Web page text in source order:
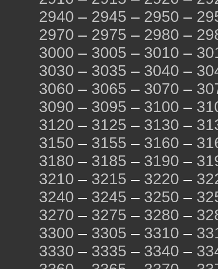
2940 – 2945 – 2950 –
2970 – 2975 – 2980 –
3000 – 3005 – 3010 –
3030 – 3035 – 3040 –
3060 – 3065 – 3070 –
3090 – 3095 – 3100 –
3120 – 3125 – 3130 –
3150 – 3155 – 3160 –
3180 – 3185 – 3190 –
3210 – 3215 – 3220 –
3240 – 3245 – 3250 –
3270 – 3275 – 3280 –
3300 – 3305 – 3310 –
3330 – 3335 – 3340 –